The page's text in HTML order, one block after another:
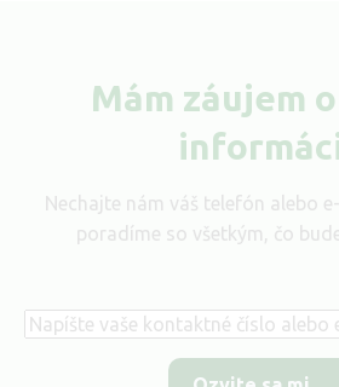
Mám záujem
Nechajte nám váš telefón alebo
poradíme so všetkým, čo
Telefón